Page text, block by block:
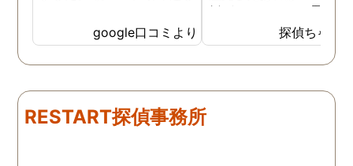
いる情報も少なかったの
で、難しいかなと思ってい
たのですが、見事に探して
ました。うれしくてお互い
に涙の再会でした。 対応し
google口コミより
婚ができるのにと愚痴を
ぼしていると、姉が探偵
不倫の証拠集めを依頼し
くれました。探偵事務所
にも関わらず、相談員の
探偵ちゃん
RESTART探偵事務所